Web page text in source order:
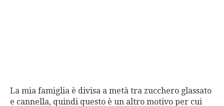
La mia famiglia è divisa a metà tra zucchero glassato
e cannella, quindi questo è un altro motivo per cui